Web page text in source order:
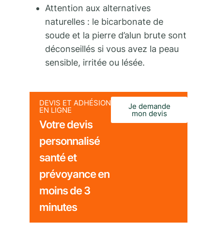
Attention aux alternatives
naturelles : le bicarbonate de
soude et la pierre d’alun brute sont
déconseillés si vous avez la peau
sensible, irritée ou lésée.
DEVIS ET ADHÉSION
EN LIGNE
Votre devis
personnalisé
santé et
prévoyance en
moins de 3
minutes
Je demande
mon devis